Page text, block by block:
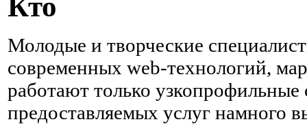
Молодые и творческие
современных web-технологий,
работают только
предоставляемых услуг намного